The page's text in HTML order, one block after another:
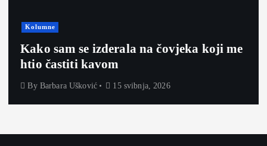
Kolumne
Kako sam se izderala na čovjeka koji me
htio častiti kavom
By Barbara Ušković 15 svibnja, 2026